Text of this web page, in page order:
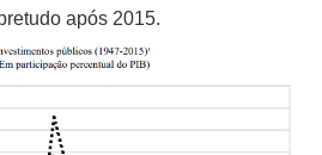
após 2015.